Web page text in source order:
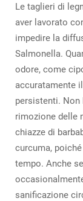
Le taglieri di
aver lavorato
impedire la
Salmonella.
odore, come
accuratamente
persistenti. Non
rimozione delle
chiazze di
curcuma,
tempo. Anche
sanificazione